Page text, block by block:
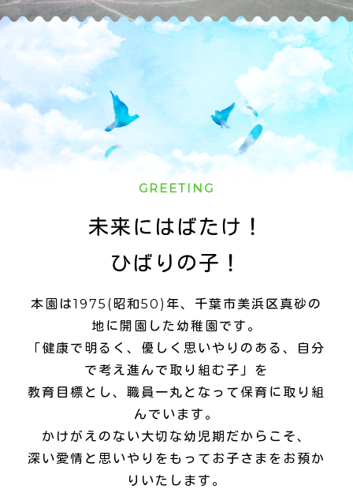
GREETING
未来にはばたけ！
ひばりの子！
本園は1975(昭和50)年、千葉市美浜区真砂の
地に開園した幼稚園です。
「健康で明るく、優しく思いやりのある、自分
で考え進んで取り組む子」を
教育目標とし、職員一丸となって保育に取り組
んでいます。
かけがえのない大切な幼児期だからこそ、
深い愛情と思いやりをもってお子さまをお預か
りいたします。